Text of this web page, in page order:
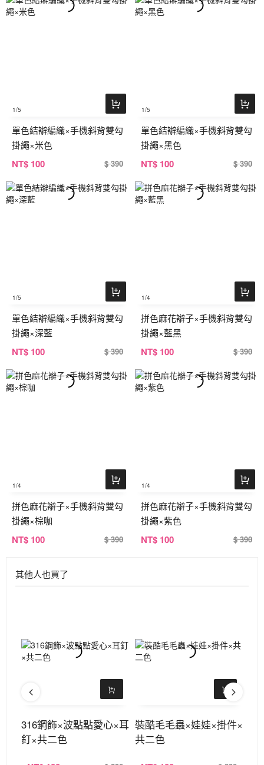
1/5
單色結辮編織×手機斜背雙勾
掛繩×米色
NT$ 100 $ 390
1/5
單色結辮編織×手機斜背雙勾
掛繩×黑色
NT$ 100 $ 390
1/5
單色結辮編織×手機斜背雙勾
掛繩×深藍
NT$ 100 $ 390
1/4
拼色麻花辮子×手機斜背雙勾
掛繩×藍黑
NT$ 100 $ 390
1/4
拼色麻花辮子×手機斜背雙勾
掛繩×棕咖
NT$ 100 $ 390
1/4
拼色麻花辮子×手機斜背雙勾
掛繩×紫色
NT$ 100 $ 390
其他人也買了
316鋼飾×波點點愛心×耳
釘×共二色
裝酷毛毛蟲×娃娃×掛件×
共二色